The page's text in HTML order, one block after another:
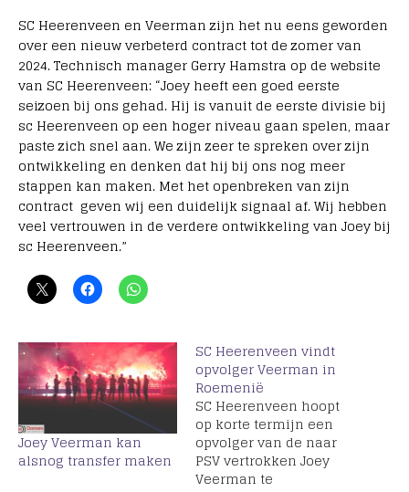
SC Heerenveen en Veerman zijn het nu eens geworden
over een nieuw verbeterd contract tot de zomer van
2024. Technisch manager Gerry Hamstra op de website
van SC Heerenveen: “Joey heeft een goed eerste
seizoen bij ons gehad. Hij is vanuit de eerste divisie bij
sc Heerenveen op een hoger niveau gaan spelen, maar
paste zich snel aan. We zijn zeer te spreken over zijn
ontwikkeling en denken dat hij bij ons nog meer
stappen kan maken. Met het openbreken van zijn
contract geven wij een duidelijk signaal af. Wij hebben
veel vertrouwen in de verdere ontwikkeling van Joey bij
sc Heerenveen.”
Joey Veerman kan
alsnog transfer maken
SC Heerenveen vindt
opvolger Veerman in
Roemenië
SC Heerenveen hoopt
op korte termijn een
opvolger van de naar
PSV vertrokken Joey
Veerman te